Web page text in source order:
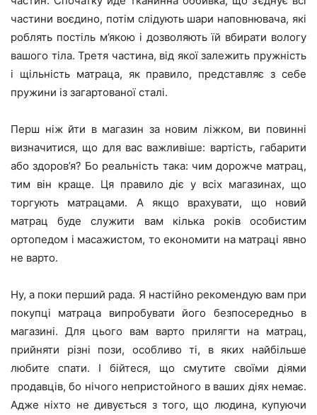
частини воєдино, потім слідують шари наповнювача, які
роблять постіль м’якою і дозволяють їй вбирати вологу
вашого тіла. Третя частина, від якої залежить пружність
і щільність матраца, як правило, представляє з себе
пружини із загартованої сталі.
Перш ніж йти в магазин за новим ліжком, ви повинні
визначитися, що для вас важливіше: вартість, габарити
або здоров’я? Бо реальність така: чим дорожче матрац,
тим він краще. Ця правило діє у всіх магазинах, що
торгують матрацами. А якщо врахувати, що новий
матрац буде служити вам кілька років особистим
ортопедом і масажистом, то економити на матраці явно
не варто.
Ну, а поки перший рада. Я настійно рекомендую вам при
покупці матраца випробувати його безпосередньо в
магазині. Для цього вам варто прилягти на матрац,
прийняти різні пози, особливо ті, в яких найбільше
любите спати. І бійтеся, що смутите своїми діями
продавців, бо нічого непристойного в ваших діях немає.
Адже ніхто не дивується з того, що людина, купуючи